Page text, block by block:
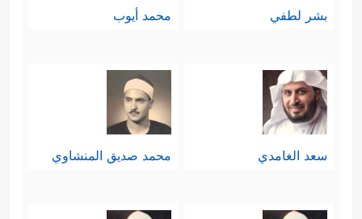
بشر لطفي محمد أيوب
سعد الغامدي محمد صديق المنشاوي